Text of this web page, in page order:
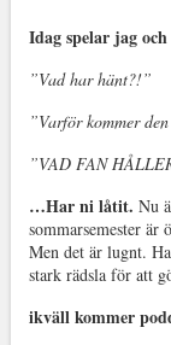
Idag spelar jag
”Vad har hänt?!”
”Varför kommer
”VAD FAN
…Har ni låtit. Nu
sommarsemester är
Men det är lugnt.
stark rädsla för att
ikväll kommer